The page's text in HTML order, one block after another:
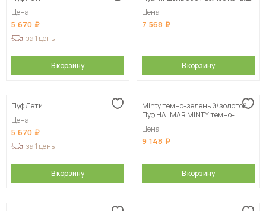
Цена
5 670
за 1 день
В корзину
Цена
7 568
В корзину
Пуф Лети
Цена
5 670
за 1 день
В корзину
Minty темно-зеленый/золотой
Пуф HALMAR MINTY темно-
Цена
9 148
В корзину